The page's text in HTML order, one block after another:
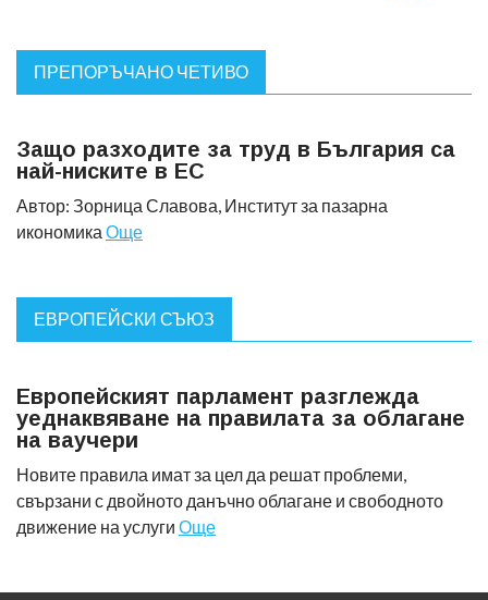
ПРЕПОРЪЧАНО ЧЕТИВО
Защо разходите за труд в България са
най-ниските в ЕС
Автор: Зорница Славова, Институт за пазарна
икономика Още
ЕВРОПЕЙСКИ СЪЮЗ
Европейският парламент разглежда
уеднаквяване на правилата за облагане
на ваучери
Новите правила имат за цел да решат проблеми,
свързани с двойното данъчно облагане и свободното
движение на услуги Още